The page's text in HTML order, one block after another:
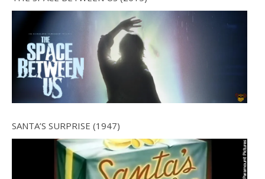
SANTA’S SURPRISE (1947)